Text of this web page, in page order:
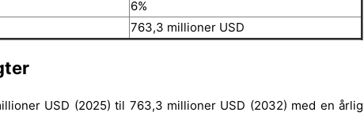
6%
763,3 millioner USD
USD (2025) til 763,3 millioner USD (2032) med en årlig